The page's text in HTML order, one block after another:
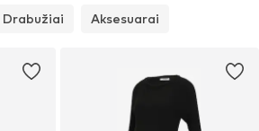
Drabužiai Aksesuarai